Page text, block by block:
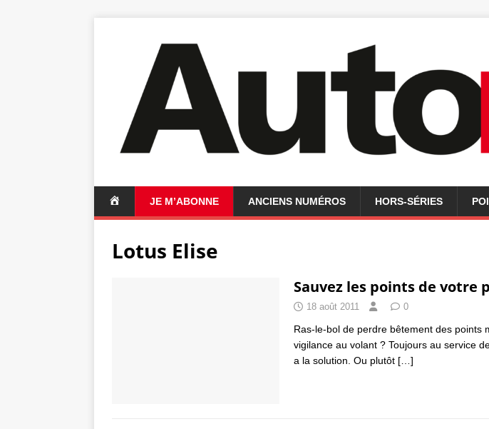
C
U
JE M’ABONNE ANCIENS NUMÉROS HORS-SÉRIES
Lotus Elise
Sauvez les points de votre
18 août 2011 0
Ras-le-bol de perdre bêtement des points
vigilance au volant ? Toujours au service
a la solution. Ou plutôt […]